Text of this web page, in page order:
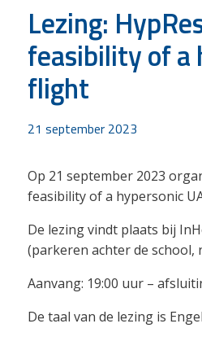
Lezing:
feasibility of a
flight
21 september 2023
Op 21 september 2023
feasibility of a hypersonic
De lezing vindt plaats bij
(parkeren achter de school,
Aanvang: 19:00 uur –
De taal van de lezing is